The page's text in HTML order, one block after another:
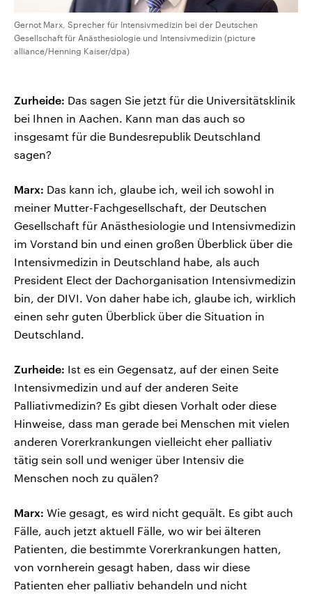
Gernot Marx, Sprecher für Intensivmedizin bei der Deutschen
Gesellschaft für Anästhesiologie und Intensivmedizin (picture
alliance/Henning Kaiser/dpa)
Zurheide: Das sagen Sie jetzt für die Universitätsklinik
bei Ihnen in Aachen. Kann man das auch so
insgesamt für die Bundesrepublik Deutschland
sagen?
Marx: Das kann ich, glaube ich, weil ich sowohl in
meiner Mutter-Fachgesellschaft, der Deutschen
Gesellschaft für Anästhesiologie und Intensivmedizin
im Vorstand bin und einen großen Überblick über die
Intensivmedizin in Deutschland habe, als auch
President Elect der Dachorganisation Intensivmedizin
bin, der DIVI. Von daher habe ich, glaube ich, wirklich
einen sehr guten Überblick über die Situation in
Deutschland.
Zurheide: Ist es ein Gegensatz, auf der einen Seite
Intensivmedizin und auf der anderen Seite
Palliativmedizin? Es gibt diesen Vorhalt oder diese
Hinweise, dass man gerade bei Menschen mit vielen
anderen Vorerkrankungen vielleicht eher palliativ
tätig sein soll und weniger über Intensiv die
Menschen noch zu quälen?
Marx: Wie gesagt, es wird nicht gequält. Es gibt auch
Fälle, auch jetzt aktuell Fälle, wo wir bei älteren
Patienten, die bestimmte Vorerkrankungen hatten,
von vornherein gesagt haben, dass wir diese
Patienten eher palliativ behandeln und nicht